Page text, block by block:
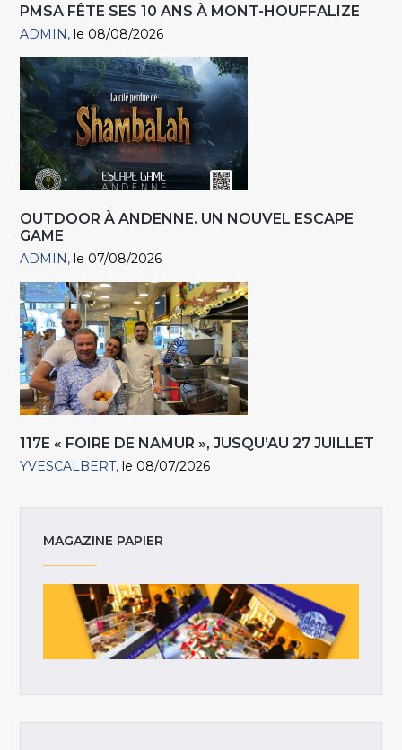
PMSA FÊTE SES 10 ANS À MONT-HOUFFALIZE
ADMIN le 08/08/2026
OUTDOOR À ANDENNE. UN NOUVEL ESCAPE
GAME
ADMIN le 07/08/2026
117E « FOIRE DE NAMUR », JUSQU’AU 27 JUILLET
YVESCALBERT le 08/07/2026
MAGAZINE PAPIER